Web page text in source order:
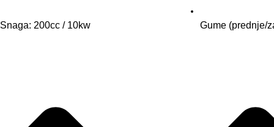
Snaga: 200cc / 10kw Gume (prednje/